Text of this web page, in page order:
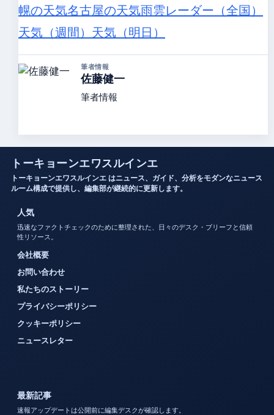
幌の天気名古屋の天気雨雲レーダー（全国）
天気（週間） 天気（明日）
筆者情報
佐藤健一
筆者情報
トーキョーンエワスルインエ
トーキョーンエワスルインエ はニュース、ガイド、分析をモダンなニュース
ルーム構成で提供し、編集部が継続的に更新します。
人気
迅速なファクトチェックのために整理された、日々のデスク・ブリーフと信頼
性リソース。
会社概要
お問い合わせ
私たちのストーリー
プライバシーポリシー
クッキーポリシー
ニュースレター
最新記事
速報アップデートは公開前に編集デスクが確認します。